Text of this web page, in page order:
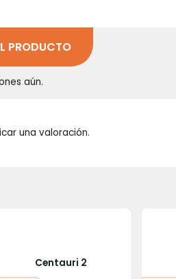
PRODUCTO
aún.
una valoración.
Centauri 2